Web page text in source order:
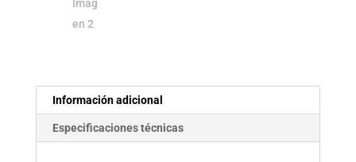
Información adicional
Especificaciones técnicas